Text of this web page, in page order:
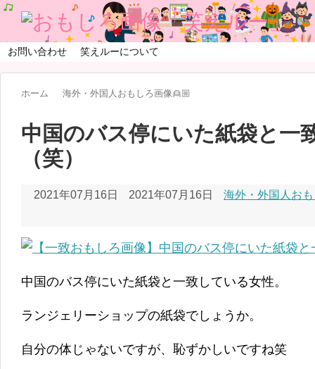
お問い合わせ 笑えルーについて
ホーム 海外・外国人おもしろ画像👱🏼
中国のバス停にいた紙袋と一
（笑）
2021年07月16日 2021年07月16日 海外・外国人お
中国のバス停にいた紙袋と一致している女性。
ランジェリーショップの紙袋でしょうか。
自分の体じゃないですが、恥ずかしいですね笑